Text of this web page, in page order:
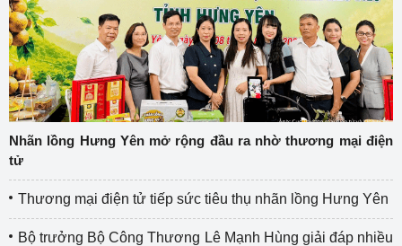
Nhãn lồng Hưng Yên mở rộng đầu ra nhờ thương mại điện
tử
Thương mại điện tử tiếp sức tiêu thụ nhãn lồng Hưng Yên
Bộ trưởng Bộ Công Thương Lê Mạnh Hùng giải đáp nhiều